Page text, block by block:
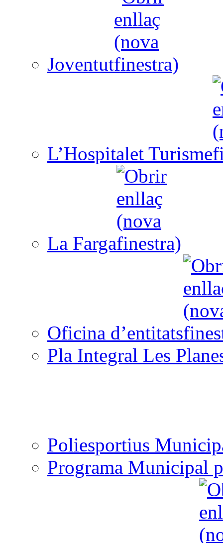
Joventut
L’Hospitalet Turisme
La Farga
Oficina d’entitats
Pla Integral Les
Poliesportius
Programa Municipal